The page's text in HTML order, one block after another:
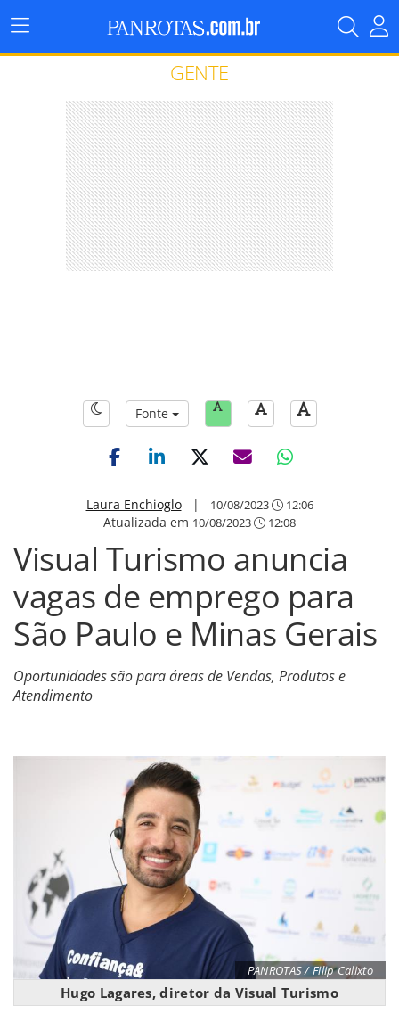
Menu
Principal
GENTE
Fonte
Laura Enchioglo| 10/08/2023 12:06
Atualizada em 10/08/2023 12:08
Visual Turismo anuncia
vagas de emprego para
São Paulo e Minas Gerais
Oportunidades são para áreas de Vendas, Produtos e
Atendimento
PANROTAS / Filip Calixto
Hugo Lagares, diretor da Visual Turismo